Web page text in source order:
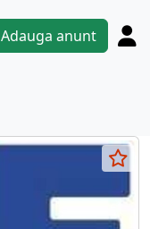
Adauga anunt